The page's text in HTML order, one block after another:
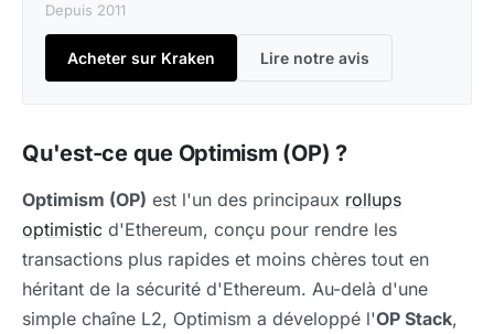
Depuis 2011
Acheter sur Kraken Lire notre avis
Qu'est-ce que Optimism (OP) ?
Optimism (OP) est l'un des principaux rollups
optimistic d'Ethereum, conçu pour rendre les
transactions plus rapides et moins chères tout en
héritant de la sécurité d'Ethereum. Au-delà d'une
simple chaîne L2, Optimism a développé l'OP Stack,